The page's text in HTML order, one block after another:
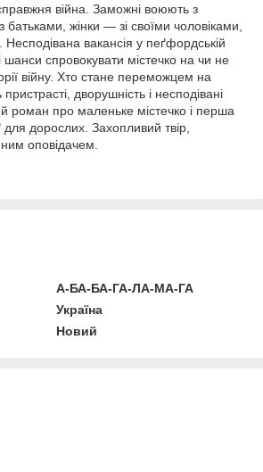
війна. Заможні воюють з
батьками, жінки — зі своїми чоловіками,
вакансія у пеґфордській
шанси спровокувати містечко на чи не
війну. Хто стане переможцем на
дворушність і несподівані
роман про маленьке містечко і перша
дорослих. Захопливий твір,
оповідачем.
А-БА-БА-ГА-ЛА-МА-ГА
Україна
Новий